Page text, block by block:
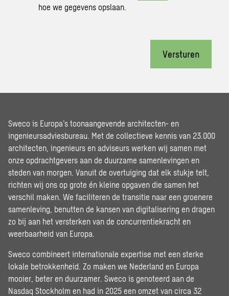
hoe we gegevens opslaan.
Versturen
Sweco is Europa’s toonaangevende architecten- en
ingenieursadviesbureau. Met de collectieve kennis van 23.000
architecten, ingenieurs en adviseurs werken wij samen met
onze opdrachtgevers aan de duurzame samenlevingen en
steden van morgen. Vanuit de overtuiging dat elk stukje telt,
richten wij ons op grote én kleine opgaven die samen het
verschil maken. We faciliteren de transitie naar een groenere
samenleving, benutten de kansen van digitalisering en dragen
zo bij aan het versterken van de concurrentiekracht en
weerbaarheid van Europa.
Sweco combineert internationale expertise met een sterke
lokale betrokkenheid. Zo maken we Nederland en Europa
mooier, beter en duurzamer. Sweco is genoteerd aan de
Nasdaq Stockholm en had in 2025 een omzet van circa 32